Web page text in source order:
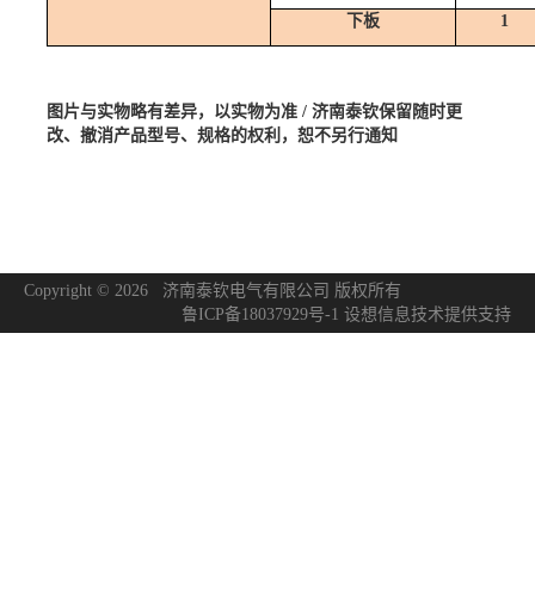
下板 1
图片与实物略有差异，以实物为准 / 济南泰钦保留随时更
改、撤消产品型号、规格的权利，恕不另行通知
Copyright © 2026 济南泰钦电气有限公司 版权所有
鲁ICP备18037929号-1 设想信息技术提供支持